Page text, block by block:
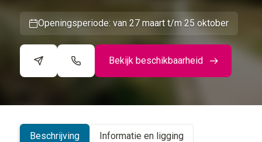
Openingsperiode: van 27 maart t/m 25 oktober
Bekijk beschikbaarheid
+
Beschrijving Informatie en ligging